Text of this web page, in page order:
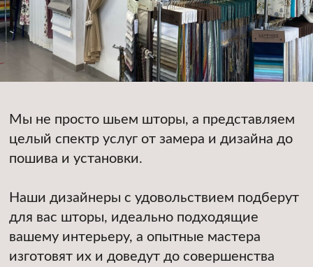
⠀⠀НАПИСАТЬ В КОНТАКТЕ
⠀⠀НАПИСАТЬ В ТЕЛЕГРАМ
Запишитесь на бесплатный выезд
дизайнера на дом
Сделает точные замеры, подготовит
эскиз и расчет стоимости
03